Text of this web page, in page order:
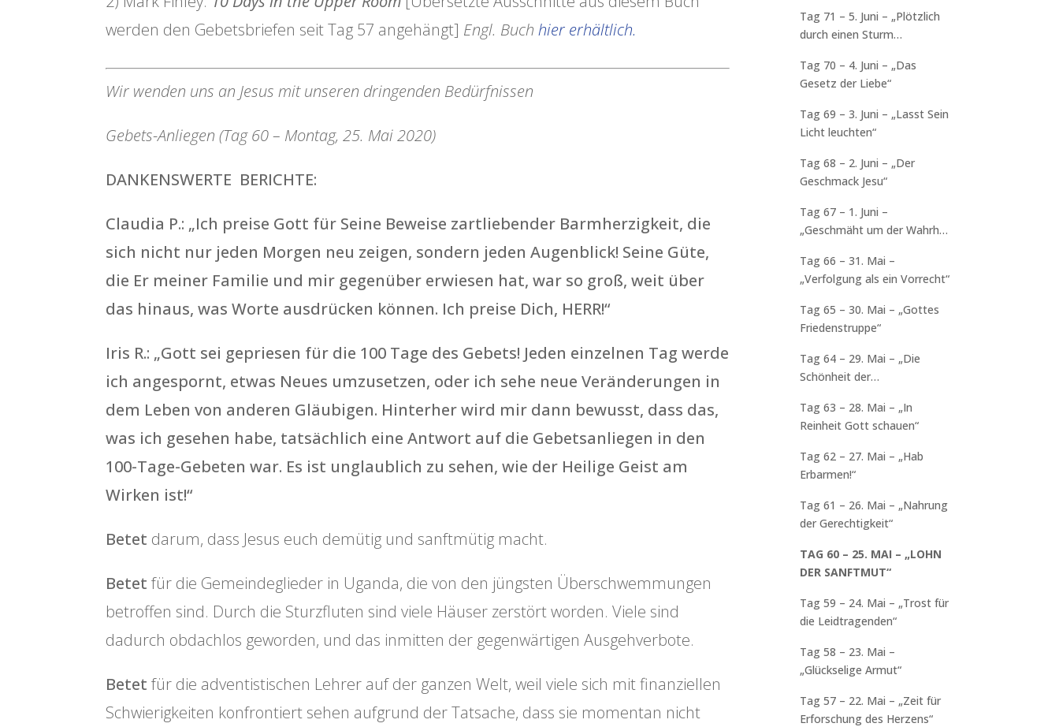
werden den Gebetsbriefen seit Tag 57 angehängt] Engl. Buchhier erhältlich.
Wir wenden uns an Jesus mit unseren dringenden Bedürfnissen
Gebets-Anliegen (Tag 60 – Montag, 25. Mai 2020)
DANKENSWERTE BERICHTE:
Claudia P.: „Ich preise Gott für Seine Beweise zartliebender Barmherzigkeit, die
sich nicht nur jeden Morgen neu zeigen, sondern jeden Augenblick! Seine Güte,
die Er meiner Familie und mir gegenüber erwiesen hat, war so groß, weit über
das hinaus, was Worte ausdrücken können. Ich preise Dich, HERR!“
Iris R.: „Gott sei gepriesen für die 100 Tage des Gebets! Jeden einzelnen Tag werde
ich angespornt, etwas Neues umzusetzen, oder ich sehe neue Veränderungen in
dem Leben von anderen Gläubigen. Hinterher wird mir dann bewusst, dass das,
was ich gesehen habe, tatsächlich eine Antwort auf die Gebetsanliegen in den
100-Tage-Gebeten war. Es ist unglaublich zu sehen, wie der Heilige Geist am
Wirken ist!“
Betet darum, dass Jesus euch demütig und sanftmütig macht.
Betet für die Gemeindeglieder in Uganda, die von den jüngsten Überschwemmungen
betroffen sind. Durch die Sturzfluten sind viele Häuser zerstört worden. Viele sind
dadurch obdachlos geworden, und das inmitten der gegenwärtigen Ausgehverbote.
Betet für die adventistischen Lehrer auf der ganzen Welt, weil viele sich mit finanziellen
Schwierigkeiten konfrontiert sehen aufgrund der Tatsache, dass sie momentan nicht
Tag 71 – 5. Juni – „Plötzlich
durch einen Sturm
Tag 70 – 4. Juni – „Das
Gesetz der Liebe“
Tag 69 – 3. Juni – „Lasst Sein
Licht leuchten“
Tag 68 – 2. Juni – „Der
Geschmack Jesu“
Tag 67 – 1. Juni –
„Geschmäht um der Wahrheit
Tag 66 – 31. Mai –
„Verfolgung als ein Vorrecht“
Tag 65 – 30. Mai – „Gottes
Friedenstruppe“
Tag 64 – 29. Mai – „Die
Schönheit der
Tag 63 – 28. Mai – „In
Reinheit Gott schauen“
Tag 62 – 27. Mai – „Hab
Erbarmen!“
Tag 61 – 26. Mai – „Nahrung
der Gerechtigkeit“
TAG 60 – 25. MAI – „LOHN
DER SANFTMUT“
Tag 59 – 24. Mai – „Trost für
die Leidtragenden“
Tag 58 – 23. Mai –
„Glückselige Armut“
Tag 57 – 22. Mai – „Zeit für
Erforschung des Herzens“